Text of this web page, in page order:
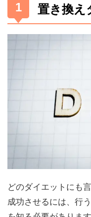
置き換え
どのダイエットにも
成功させるには、行